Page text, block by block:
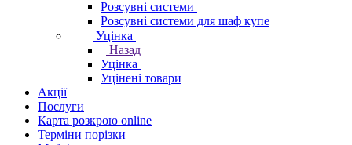
Розсувні системи
Розсувні системи для шаф купе
Уцінка
Назад
Уцінка
Уцінені товари
Акції
Послуги
Карта розкрою online
Терміни порізки